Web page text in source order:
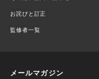
お詫びと訂正
監修者一覧
メールマガジン